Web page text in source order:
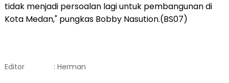
tidak menjadi persoalan lagi untuk pembangunan di
Kota Medan," pungkas Bobby Nasution.(BS07)
Editor : Herman